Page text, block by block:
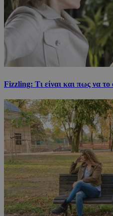
Fizzling: Τι είναι και πως να